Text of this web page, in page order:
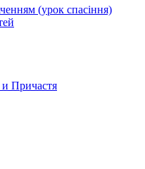
(урок спасіння)
и Причастя